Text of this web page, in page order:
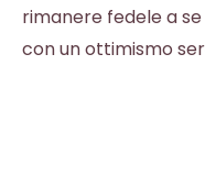
rimanere fedele a
con un ottimismo